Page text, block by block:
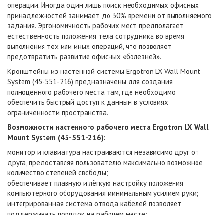
операции. Иногда один лишь поиск необходимых офисных
принадлежностей занимает до 30% времени от выполняемого
задания. Эргономичность рабочих мест предполагает
естественность положения тела сотрудника во время
выполнения тех или иных операций, что позволяет
предотвратить развитие офисных «болезней».
Кронштейны из настенной системы Ergotron LX Wall Mount
System (45-551-216) предназначены для создания
полноценного рабочего места там, где необходимо
обеспечить быстрый доступ к данным в условиях
ограниченности пространства.
Возможности настенного рабочего места Ergotron LX Wall
Mount System (45-551-216):
монитор и клавиатура настраиваются независимо друг от
друга, предоставляя пользователю максимально возможное
количество степеней свободы;
обеспечивает плавную и лёгкую настройку положения
компьютерного оборудования минимальным усилием руки;
интегрированная система отвода кабелей позволяет